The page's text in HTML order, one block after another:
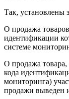
Так, установлены
О продажа
идентификации
системе
О продажа
кода
мониторинга)
продажи выведен